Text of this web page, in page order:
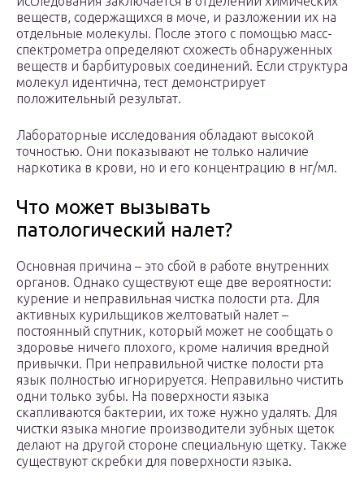
веществ, содержащихся в моче, и разложении их на
отдельные молекулы. После этого с помощью масс-
спектрометра определяют схожесть обнаруженных
веществ и барбитуровых соединений. Если структура
молекул идентична, тест демонстрирует
положительный результат.
Лабораторные исследования обладают высокой
точностью. Они показывают не только наличие
наркотика в крови, но и его концентрацию в нг/мл.
Что может вызывать
патологический налет?
Основная причина – это сбой в работе внутренних
органов. Однако существуют еще две вероятности:
курение и неправильная чистка полости рта. Для
активных курильщиков желтоватый налет –
постоянный спутник, который может не сообщать о
здоровье ничего плохого, кроме наличия вредной
привычки. При неправильной чистке полости рта
язык полностью игнорируется. Неправильно чистить
одни только зубы. На поверхности языка
скапливаются бактерии, их тоже нужно удалять. Для
чистки языка многие производители зубных щеток
делают на другой стороне специальную щетку. Также
существуют скребки для поверхности языка.